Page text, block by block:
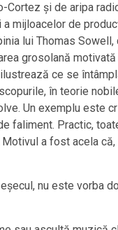
și de aripa
mijloacelor de
lui Thomas
grosolană
ce se
în teorie
Un exemplu este
faliment. Practic,
a fost acela
nu este vorba